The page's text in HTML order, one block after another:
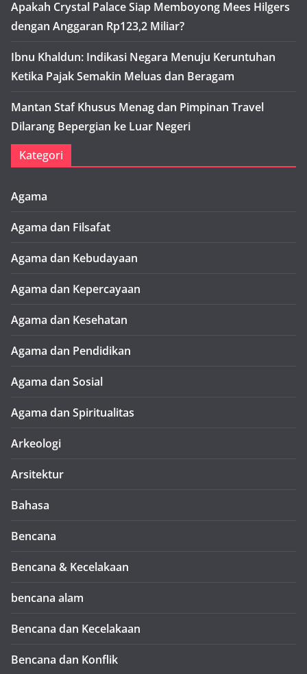
Apakah Crystal Palace Siap Memboyong Mees Hilgers
dengan Anggaran Rp123,2 Miliar?
Ibnu Khaldun: Indikasi Negara Menuju Keruntuhan
Ketika Pajak Semakin Meluas dan Beragam
Mantan Staf Khusus Menag dan Pimpinan Travel
Dilarang Bepergian ke Luar Negeri
Kategori
Agama
Agama dan Filsafat
Agama dan Kebudayaan
Agama dan Kepercayaan
Agama dan Kesehatan
Agama dan Pendidikan
Agama dan Sosial
Agama dan Spiritualitas
Arkeologi
Arsitektur
Bahasa
Bencana
Bencana & Kecelakaan
bencana alam
Bencana dan Kecelakaan
Bencana dan Konflik